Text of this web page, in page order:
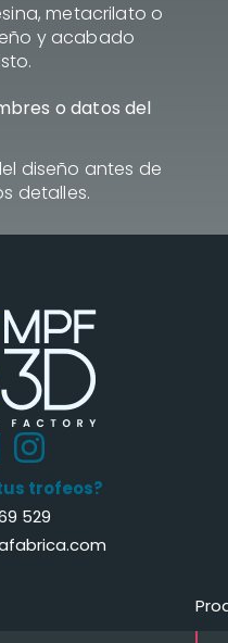
metacrilato o
y acabado
o datos del
diseño antes de
detalles.
trofeos?
529